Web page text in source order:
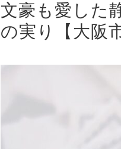
文豪も愛した
の実り【大阪